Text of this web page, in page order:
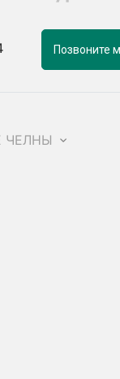
Позвоните
ЧЕЛНЫ